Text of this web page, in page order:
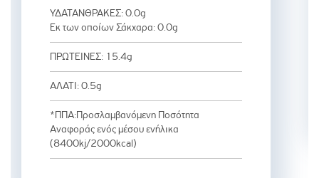
ΥΔΑΤΑΝΘΡΑΚΕΣ: 0.0g
Εκ των οποίων Σάκχαρα: 0.0g
ΠΡΩΤΕΙΝΕΣ: 15.4g
ΑΛΑΤΙ: 0.5g
*ΠΠΑ:Προσλαμβανόμενη Ποσότητα
Αναφοράς ενός μέσου ενήλικα
(8400kj/2000kcal)